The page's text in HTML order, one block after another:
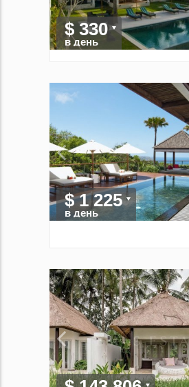
$ 330
в день
$ 1 225
в день